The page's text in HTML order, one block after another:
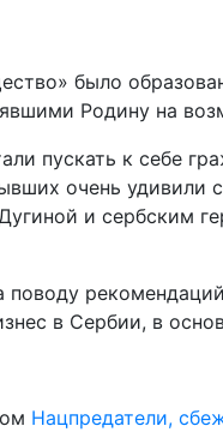
было
Родину на
пускать к себе
очень удивили
и сербским
в Сербии, в
Нацпредатели,